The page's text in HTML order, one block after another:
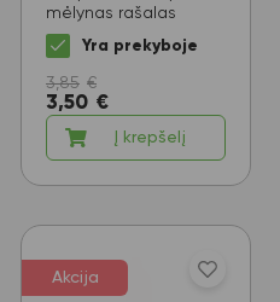
mėlynas rašalas
Yra prekyboje
3,85 €
3,50 €
Į krepšelį
Akcija